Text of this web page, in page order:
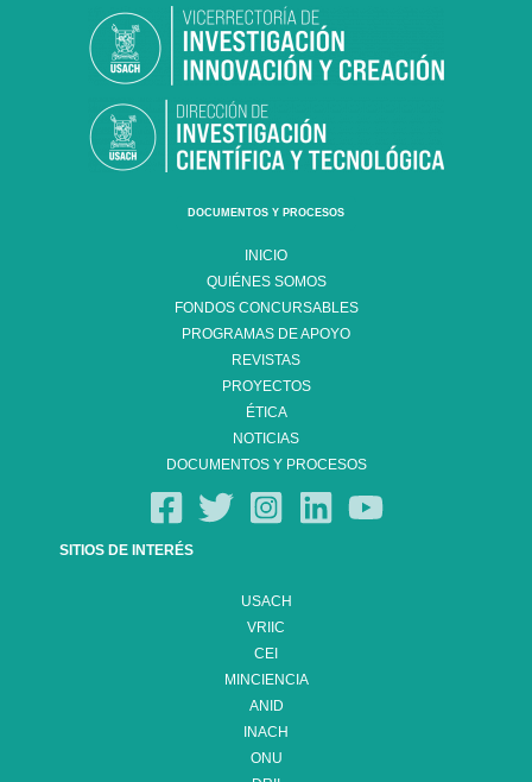
DOCUMENTOS Y PROCESOS
INICIO
QUIÉNES SOMOS
FONDOS CONCURSABLES
PROGRAMAS DE APOYO
REVISTAS
PROYECTOS
ÉTICA
NOTICIAS
DOCUMENTOS Y PROCESOS
SITIOS DE INTERÉS
USACH
VRIIC
CEI
MINCIENCIA
ANID
INACH
ONU